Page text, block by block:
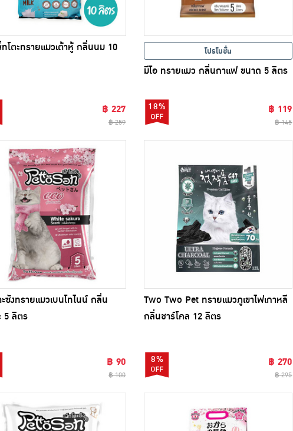
ทโตะทรายแมวเต้าหู้ กลิ่นนม 10
฿ 227
฿ 259
โปรโมชั่น
มีโอ ทรายแมว กลิ่นกาแฟ ขนาด 5 ลิตร
18% ฿ 119
฿ 145
ซังทรายแมวเบนโทไนน์ กลิ่น
5 ลิตร
฿ 90
฿ 100
Two Two Pet ทรายแมวภูเขาไฟเกาหลี
กลิ่นชาร์โคล 12 ลิตร
8% ฿ 270
฿ 295